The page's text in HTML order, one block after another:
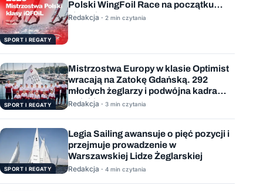
SPORT I REGATY
Polski WingFoil Race na początku
sierpnia
Redakcja · 2 min czytania
SPORT I REGATY
Mistrzostwa Europy w klasie Optimist
wracają na Zatokę Gdańską. 292
młodych żeglarzy i podwójna kadra
Polski
Redakcja · 3 min czytania
SPORT I REGATY
Legia Sailing awansuje o pięć pozycji i
przejmuje prowadzenie w
Warszawskiej Lidze Żeglarskiej
Redakcja · 4 min czytania